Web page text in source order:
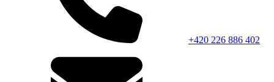
+420 226 886 402